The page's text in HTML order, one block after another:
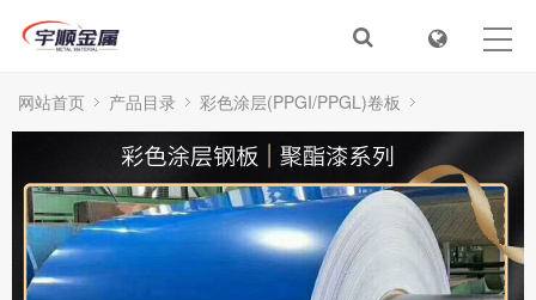
关于我们
新闻动态
产品目录
服务&解决方案
网站首页 产品目录 彩色涂层(PPGI/PPGL)卷板
建筑用彩涂钢板